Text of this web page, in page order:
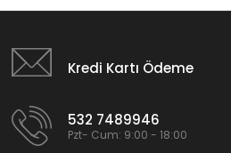
Kredi Kartı Ödeme
532 7489946
Pzt- Cum: 9:00 - 18:00